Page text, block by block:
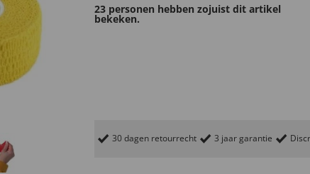
23 personen hebben zojuist dit artikel
bekeken.
30 dagen retourrecht 3 jaar garantie